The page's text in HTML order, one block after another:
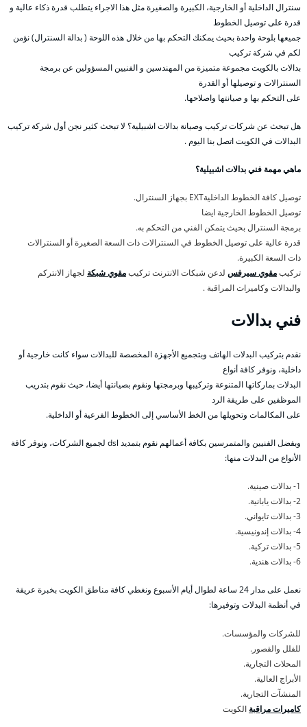
سنترال الداخلية أو الخارجية، الكبيرة والصغيرة مثل هذا الاجراء يتطلب قدرة ذكاء عالية و
قدرة على توصيل الخطوط
جميعها بلوحة واحدة بحيث يمكنك التحكم بها من خلال هذه اللوحة ( بدالة السنترال) نؤمن
لكم في شركة تركيب
بدالات بالكويت مجموعة متميزة من المهندسين و الفنيين المسؤولين عن برمجة
السنترالات و توصيلها أو القدرة
على التحكم بها و صيانتها واصلاحها.
هل تبحث عن شركات تركيب وصيانة بدالات اشبيلية؟ لا تبحث كثير نجن أول شركة تركيب
البدالات في الكويت اتصل بنا اليوم .
ماهي مهمة فني بدالات اشبيلية؟
توصيل كافة الخطوط الداخليةEXT بجهاز السنترال.
توصيل الخطوط الخارجية ايضا
برمجة السنترال بحيث يتمكن الفني من التحكم به.
قدرة عالية على توصيل الخطوط في السنترالات ذات السعة الصغيرة أو السنترالات
ذات السعة الكبيرة.
تركيبمقوي سيرفس لدعن شبكات الانترنت تركيبمقوي شبكة لجهاز الانتركم
والبدالات وكاميرات المراقبة .
فني بدالات
نقدم بتركيب البدلات الهاتف وبتجميع الأجهزة المخصصة للبدالات سواء كانت خارجية أو
داخلية، ونوفر كافة أنواع
البدلات بماركاتها المتنوعة وتركيبها وبرمجتها ونقوم بصيانتها أيضا، حيث نقوم بتدريب
الموظفين على طريقة الرد
على المكالمات وتحويلها من الخط الأساسي إلى الخطوط الفرعية أو الداخلية.
وبفضل الفنيين والمتمرسين بكافة أعمالهم نقوم بتمديد dsl لجميع الشركات، ونوفر كافة
الأنواع من البدلات منها:
1- بدالات صينية.
2- بدالات يابانية.
3- بدالات تايواني.
4- بدالات إندونيسية.
5- بدالات تركية.
6- بدالات هندية.
نعمل على مدار 24 ساعة لطوال أيام الأسبوع ونغطي كافة مناطق الكويت بخبرة عريقة
في أنظمة البدلات وتوفيرها:
للشركات والمؤسسات.
للفلل والقصور.
المحلات التجارية.
الأبراج العالية.
المنشآت التجارية.
كاميرات مراقبة الكويت